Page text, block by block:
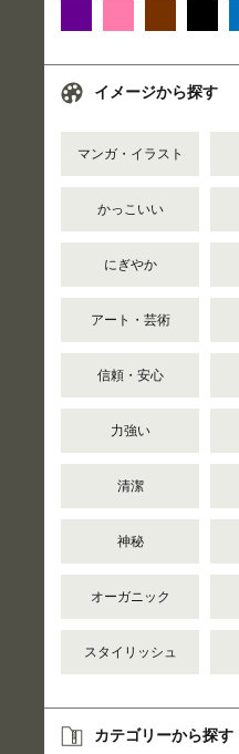
イメージから探す
マンガ・イラスト
かっこいい
にぎやか
アート・芸術
信頼・安心
力強い
清潔
神秘
オーガニック
スタイリッシュ
カテゴリーから探す